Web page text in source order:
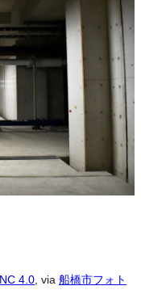
4.0 , via
船橋市フォト
4.0 , via 船橋市フォト